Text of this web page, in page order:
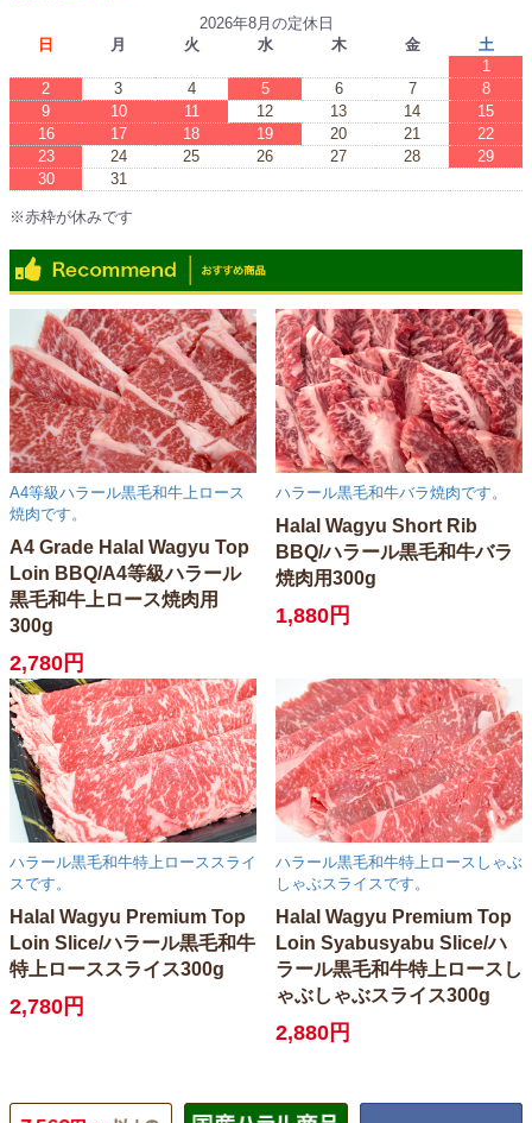
2026年8月の定休日
日
月 火 水 木 金
土
1
2
3 4 5 6 7
8
9
10 11 12 13 14
15
16
17 18 19 20 21
22
23
24 25 26 27 28
29
30
31
※赤枠が休みです
A4等級ハラール黒毛和牛上ロース
焼肉です。
A4 Grade Halal Wagyu Top
Loin BBQ/A4等級ハラール
黒毛和牛上ロース焼肉用
300g
2,780円
ハラール黒毛和牛バラ焼肉です。
Halal Wagyu Short Rib
BBQ/ハラール黒毛和牛バラ
焼肉用300g
1,880円
ハラール黒毛和牛特上ローススライ
スです。
Halal Wagyu Premium Top
Loin Slice/ハラール黒毛和牛
特上ローススライス300g
2,780円
ハラール黒毛和牛特上ロースしゃぶ
しゃぶスライスです。
Halal Wagyu Premium Top
Loin Syabusyabu Slice/ハ
ラール黒毛和牛特上ロースし
ゃぶしゃぶスライス300g
2,880円